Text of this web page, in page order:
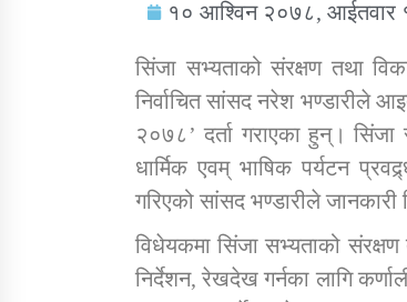
सामाजिक बिकास कार्यालय
१० आश्विन २०७८, आईतवार
सिंजा सभ्यताको संरक्षण तथा
निर्वाचित सांसद नरेश भण्डारीले
२०७८’ दर्ता गराएका हुन्। सिंजा
धार्मिक एवम् भाषिक पर्यटन
गरिएको सांसद भण्डारीले जानकारी
विधेयकमा सिंजा सभ्यताको संरक्षण
निर्देशन, रेखदेख गर्नका लागि